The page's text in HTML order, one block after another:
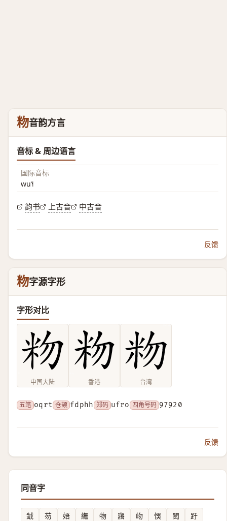
粅音韵方言
音标 & 周边语言
国际音标
wu˥˧
韵书 上古音 中古音
反馈
粅字源字形
字形对比
中国大陆 香港 台湾
五笔 oqrt 仓颉 fdphh 郑码 ufro 四角号码 97920
反馈
同音字
龯 芴 娪 䌗 物 窹 岉 悞 䦍
趶